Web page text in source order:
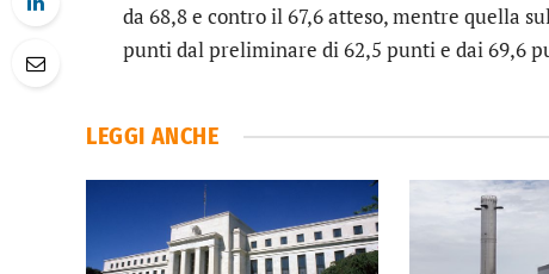
da 68,8 e contro il 67,6 atteso, mentre quella
punti dal preliminare di 62,5 punti e dai 69,6
LEGGI ANCHE